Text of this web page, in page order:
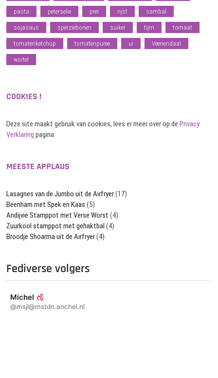
pasta peterselie prei rijst sambal
sojasaus sperziebonen suiker tijm tomaat
tomatenketchup tomatenpuree ui Veenendaal
wortel
COOKIES !
Deze site maakt gebruik van cookies, lees er meer over op dePrivacy
Verklaring pagina.
MEESTE APPLAUS
Lasagnes van de Jumbo uit de Airfryer(17)
Beenham met Spek en Kaas (5)
Andijvie Stamppot met Verse Worst (4)
Zuurkool stamppot met gehaktbal (4)
Broodje Shoarma uit de Airfryer(4)
Fediverse volgers
Michel
@msjl@mstdn.anchel.nl